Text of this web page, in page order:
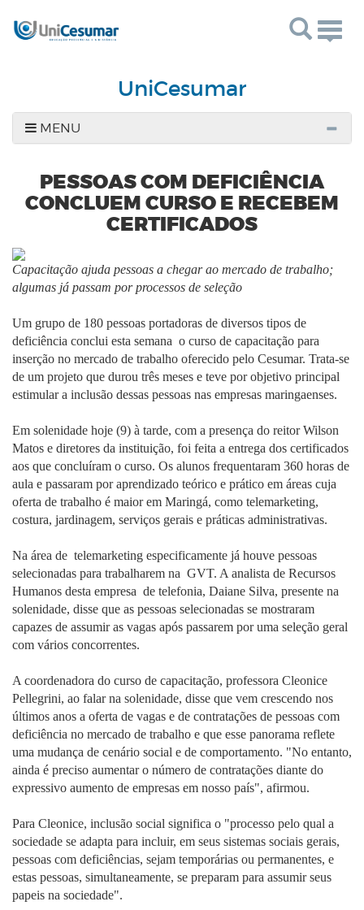
UniCesumar
MENU
PESSOAS COM DEFICIÊNCIA
CONCLUEM CURSO E RECEBEM
CERTIFICADOS
Capacitação ajuda pessoas a chegar ao mercado de trabalho;
algumas já passam por processos de seleção
Um grupo de 180 pessoas portadoras de diversos tipos de
deficiência conclui esta semana o curso de capacitação para
inserção no mercado de trabalho oferecido pelo Cesumar. Trata-se
de um projeto que durou três meses e teve por objetivo principal
estimular a inclusão dessas pessoas nas empresas maringaenses.
Em solenidade hoje (9) à tarde, com a presença do reitor Wilson
Matos e diretores da instituição, foi feita a entrega dos certificados
aos que concluíram o curso. Os alunos frequentaram 360 horas de
aula e passaram por aprendizado teórico e prático em áreas cuja
oferta de trabalho é maior em Maringá, como telemarketing,
costura, jardinagem, serviços gerais e práticas administrativas.
Na área de telemarketing especificamente já houve pessoas
selecionadas para trabalharem na GVT. A analista de Recursos
Humanos desta empresa de telefonia, Daiane Silva, presente na
solenidade, disse que as pessoas selecionadas se mostraram
capazes de assumir as vagas após passarem por uma seleção geral
com vários concorrentes.
A coordenadora do curso de capacitação, professora Cleonice
Pellegrini, ao falar na solenidade, disse que vem crescendo nos
últimos anos a oferta de vagas e de contratações de pessoas com
deficiência no mercado de trabalho e que esse panorama reflete
uma mudança de cenário social e de comportamento. "No entanto,
ainda é preciso aumentar o número de contratações diante do
expressivo aumento de empresas em nosso país", afirmou.
Para Cleonice, inclusão social significa o "processo pelo qual a
sociedade se adapta para incluir, em seus sistemas sociais gerais,
pessoas com deficiências, sejam temporárias ou permanentes, e
estas pessoas, simultaneamente, se preparam para assumir seus
papeis na sociedade".